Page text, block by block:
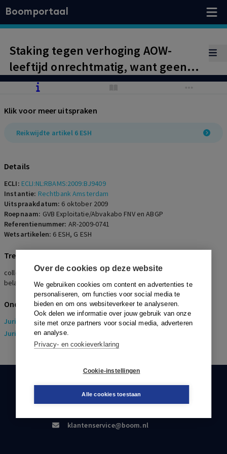
Over de cookies op deze website
We gebruiken cookies om content en advertenties te
personaliseren, om functies voor social media te
bieden en om ons websiteverkeer te analyseren.
Ook delen we informatie over jouw gebruik van onze
site met onze partners voor social media, adverteren
en analyse.
Privacy- en cookieverklaring
Cookie-instellingen
Alle cookies toestaan
Boomportaal
Staking tegen verhoging AOW-
leeftijd onrechtmatig, want geen
'belangengeschil' ex artikel 6 lid 4
geschil. GVB-zaak
Klik voor meer uitspraken
Reikwijdte artikel 6 ESH
Details
ECLI: ECLI:NL:RBAMS:2009:BJ9409
Instantie: Rechtbank Amsterdam
Uitspraakdatum: 6 oktober 2009
Roepnaam: GVB Exploitatie/Abvakabo FNV en ABGP
Referentienummer: AR-2009-0741
Wetsartikelen: 6 ESH, G ESH
Trefwoorden
collectieve actie, staking openbaar vervoer, politiek geschil,
belangengeschil, verhoging AOW-leeftijd
Onderwerpen
Juridisch> Arbeidsrecht
Juridisch> Sociaal Zekerheidsrecht
KLANTENSERVICE
088-0301000
klantenservice@boom.nl